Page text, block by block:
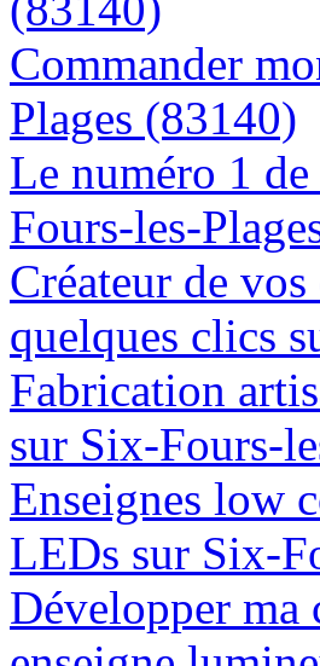
Commander
Plages (83140)
Le numéro 1
Fours-les-
Créateur de
quelques clics
Fabrication
sur Six-Fours-
Enseignes low
LEDs sur Six-
Développer ma